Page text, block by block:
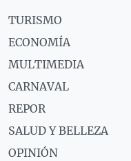
TURISMO
ECONOMÍA
MULTIMEDIA
CARNAVAL
REPOR
SALUD Y BELLEZA
OPINIÓN